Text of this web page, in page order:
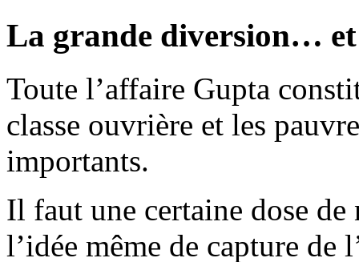
La grande diversion… et
Toute l’affaire Gupta
classe ouvrière et les
importants.
Il faut une certaine dose
l’idée même de capture